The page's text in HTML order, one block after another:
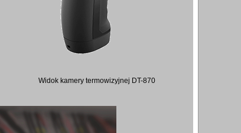
Widok kamery termowizyjnej DT-870